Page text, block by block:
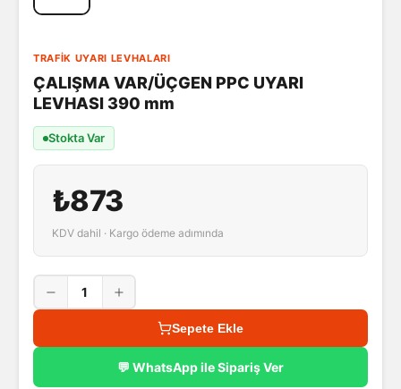
TRAFIK UYARI LEVHALARI
ÇALIŞMA VAR/ÜÇGEN PPC UYARI
LEVHASI 390 mm
Stokta Var
₺873
KDV dahil · Kargo ödeme adımında
1
Sepete Ekle
💬 WhatsApp ile Sipariş Ver